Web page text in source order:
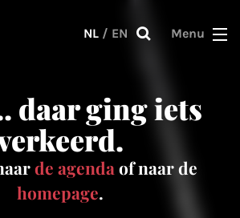
NL / EN Menu
daar ging iets
de agenda of naar de
homepage.